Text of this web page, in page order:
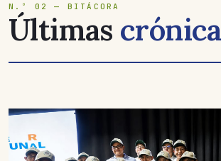
N.º 02 — BITÁCORA
Últimas